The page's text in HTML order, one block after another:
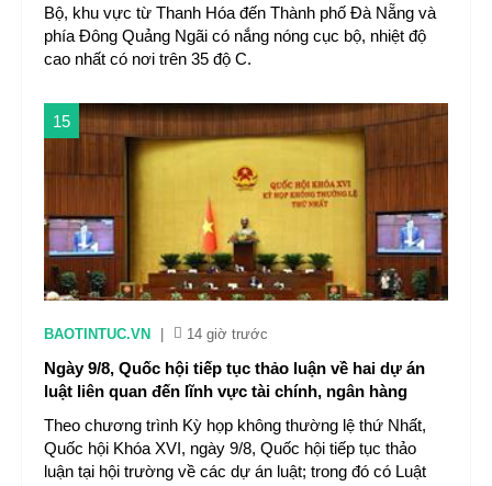
Bộ, khu vực từ Thanh Hóa đến Thành phố Đà Nẵng và
phía Đông Quảng Ngãi có nắng nóng cục bộ, nhiệt độ
cao nhất có nơi trên 35 độ C.
15
BAOTINTUC.VN 14 giờ trước
Ngày 9/8, Quốc hội tiếp tục thảo luận về hai dự án
luật liên quan đến lĩnh vực tài chính, ngân hàng
Theo chương trình Kỳ họp không thường lệ thứ Nhất,
Quốc hội Khóa XVI, ngày 9/8, Quốc hội tiếp tục thảo
luận tại hội trường về các dự án luật; trong đó có Luật